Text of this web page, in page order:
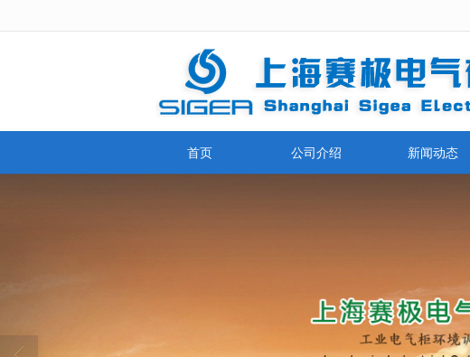
首页 公司介绍 新闻动态